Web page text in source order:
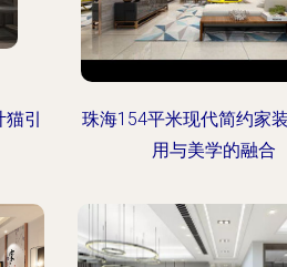
引
珠海154平米现代简约家
用与美学的融合